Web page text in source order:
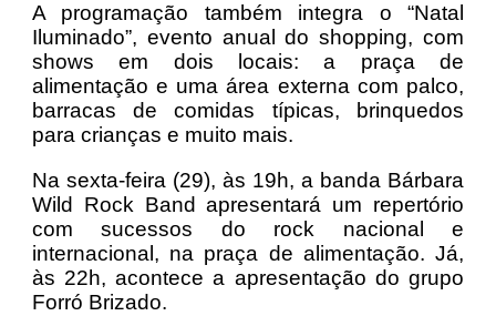
A programação também integra o “Natal
Iluminado”, evento anual do shopping, com
shows em dois locais: a praça de
alimentação e uma área externa com palco,
barracas de comidas típicas, brinquedos
para crianças e muito mais.
Na sexta-feira (29), às 19h, a banda Bárbara
Wild Rock Band apresentará um repertório
com sucessos do rock nacional e
internacional, na praça de alimentação. Já,
às 22h, acontece a apresentação do grupo
Forró Brizado.